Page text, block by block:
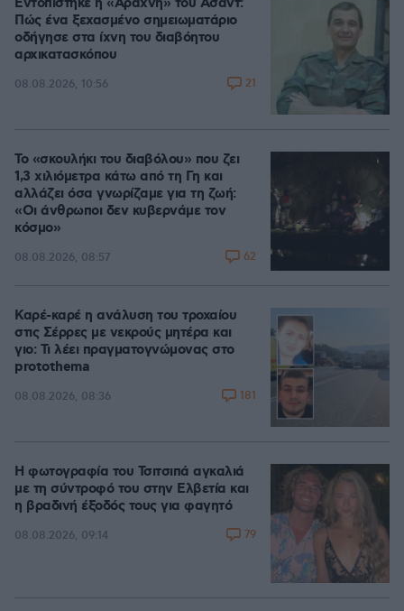
Εντοπίστηκε η «Αράχνη» του Άσαντ:
Πώς ένα ξεχασμένο σημειωματάριο
οδήγησε στα ίχνη του διαβόητου
αρχικατασκόπου
08.08.2026, 10:56 21
Το «σκουλήκι του διαβόλου» που ζει
1,3 χιλιόμετρα κάτω από τη Γη και
αλλάζει όσα γνωρίζαμε για τη ζωή:
«Οι άνθρωποι δεν κυβερνάμε τον
κόσμο»
08.08.2026, 08:57 62
Καρέ-καρέ η ανάλυση του τροχαίου
στις Σέρρες με νεκρούς μητέρα και
γιο: Τι λέει πραγματογνώμονας στο
protothema
08.08.2026, 08:36 181
Η φωτογραφία του Τσιτσιπά αγκαλιά
με τη σύντροφό του στην Ελβετία και
η βραδινή έξοδός τους για φαγητό
08.08.2026, 09:14 79